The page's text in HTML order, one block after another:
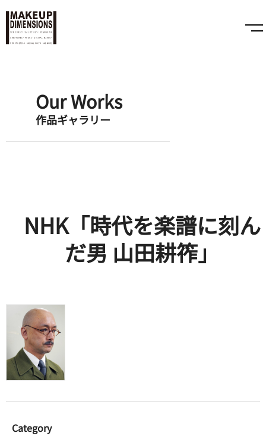
Our Works
作品ギャラリー
NHK「時代を楽譜に刻ん
だ男 山田耕筰」
Category